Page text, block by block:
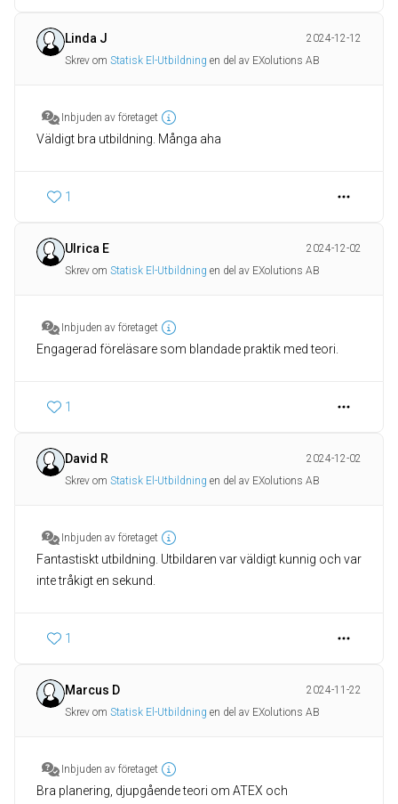
Linda J
2024-12-12
Skrev om Statisk El-Utbildning en del av EXolutions AB
Inbjuden av företaget
Väldigt bra utbildning. Många aha
1
Ulrica E
2024-12-02
Skrev om Statisk El-Utbildning en del av EXolutions AB
Inbjuden av företaget
Engagerad föreläsare som blandade praktik med teori.
1
David R
2024-12-02
Skrev om Statisk El-Utbildning en del av EXolutions AB
Inbjuden av företaget
Fantastiskt utbildning. Utbildaren var väldigt kunnig och var
inte tråkigt en sekund.
1
Marcus D
2024-11-22
Skrev om Statisk El-Utbildning en del av EXolutions AB
Inbjuden av företaget
Bra planering, djupgående teori om ATEX och